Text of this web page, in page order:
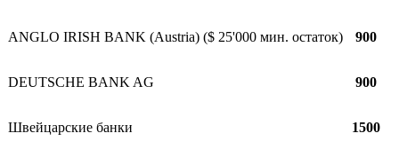
ANGLO IRISH BANK (Austria) ($ 25'000 мин. остаток) 900
DEUTSCHE BANK AG 900
Швейцарские банки 1500